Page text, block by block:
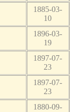
1885-03-
10
1896-03-
19
1897-07-
23
1897-07-
23
1880-09-